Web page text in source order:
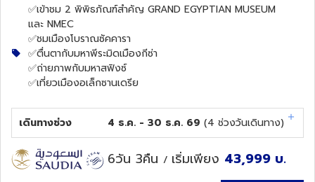
✅เข้าชม 2 พิพิธภัณฑ์สำคัญ GRAND EGYPTIAN MUSEUM
และ NMEC
✅ชมเมืองโบราณซัคคารา
✅ตื่นตากับมหาพีระมิดเมืองกีซ่า
✅ถ่ายภาพกับมหาสฟิงซ์
✅เที่ยวเมืองอเล็กซานเดรีย
เดินทางช่วง 4 ธ.ค. - 30 ธ.ค. 69 (4 ช่วงวันเดินทาง)
6วัน 3คืน / เริ่มเพียง 43,999 บ.